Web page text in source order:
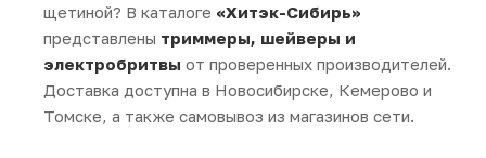
щетиной? В каталоге «Хитэк-Сибирь»
представлены триммеры, шейверы и
электробритвы от проверенных производителей.
Доставка доступна в Новосибирске, Кемерово и
Томске, а также самовывоз из магазинов сети.